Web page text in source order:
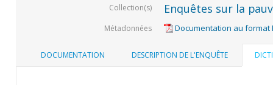
Collection(s) Enquêtes sur la
Métadonnées Documentation au format
DOCUMENTATION DESCRIPTION DE L'ENQUÊTE